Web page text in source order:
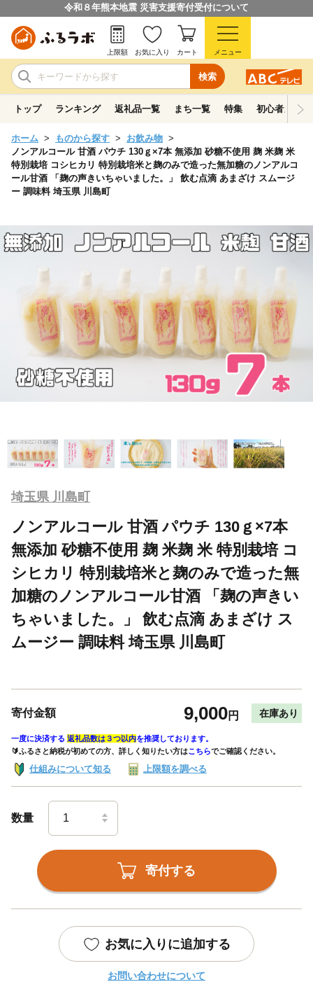
令和８年熊本地震 災害支援寄付受付について
検索
上限額 お気に入り カート メニュー
トップ ランキング 返礼品一覧 まち一覧 特集 初心者ガイド
ホーム ものから探す
お飲み物
ノンアルコール 甘酒 パウチ 130ｇ×7本 無添加 砂糖不使用 麹 米麹 米
特別栽培 コシヒカリ 特別栽培米と麹のみで造った無加糖のノンアルコ
ール甘酒 「麹の声きいちゃいました。」 飲む点滴 あまざけ スムージ
ー 調味料 埼玉県 川島町
埼玉県 川島町
ノンアルコール 甘酒 パウチ 130ｇ×7本
無添加 砂糖不使用 麹 米麹 米 特別栽培 コ
シヒカリ 特別栽培米と麹のみで造った無
加糖のノンアルコール甘酒 「麹の声きい
ちゃいました。」 飲む点滴 あまざけ ス
ムージー 調味料 埼玉県 川島町
寄付金額 9,000円 在庫あり
一度に決済する 返礼品数は３つ以内を推奨しております。
🔰ふるさと納税が初めての方、詳しく知りたい方はこちらでご確認ください。
仕組みについて知る 上限額を調べる
数量
寄付する
お気に入りに追加する
お問い合わせについて